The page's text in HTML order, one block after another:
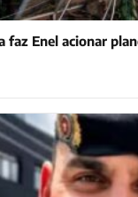
faz Enel acionar